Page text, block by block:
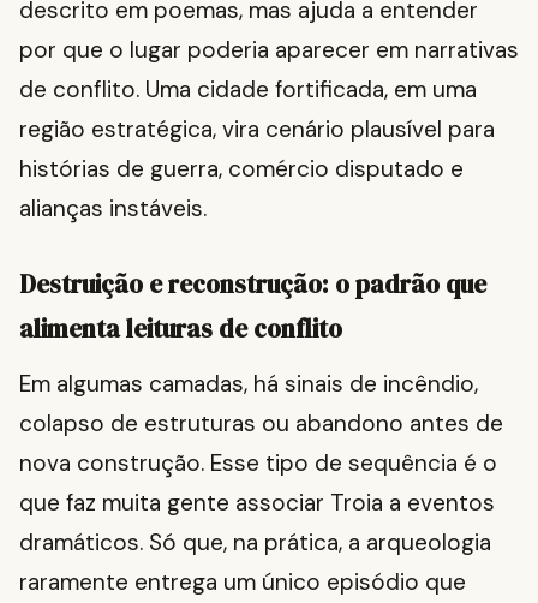
descrito em poemas, mas ajuda a entender
por que o lugar poderia aparecer em narrativas
de conflito. Uma cidade fortificada, em uma
região estratégica, vira cenário plausível para
histórias de guerra, comércio disputado e
alianças instáveis.
Destruição e reconstrução: o padrão que
alimenta leituras de conflito
Em algumas camadas, há sinais de incêndio,
colapso de estruturas ou abandono antes de
nova construção. Esse tipo de sequência é o
que faz muita gente associar Troia a eventos
dramáticos. Só que, na prática, a arqueologia
raramente entrega um único episódio que